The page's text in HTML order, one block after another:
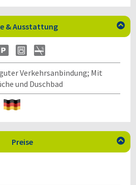
& Ausstattung 
Verkehrsanbindung; Mit
und Duschbad
Preise 